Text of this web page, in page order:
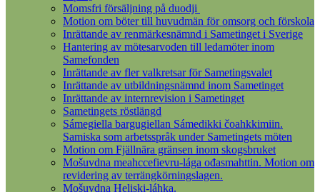
Momsfri försäljning på duodji
Motion om böter till huvudmän för omsorg och förskola
Inrättande av renmärkesnämnd i Sametinget i Sverige
Hantering av mötesarvoden till ledamöter inom
Samefonden
Inrättande av fler valkretsar för Sametingsvalet
Inrättande av utbildningsnämnd inom Sametinget
Inrättande av internrevision i Sametinget
Sametingets röstlängd
Sámegiella bargugiellan Sámedikki čoahkkimiin.
Samiska som arbetsspråk under Sametingets möten
Motion om Fjällnära gränsen inom skogsbruket
Mošuvdna meahccefievru-lága ođasmahttin. Motion om
revidering av terrängkörningslagen.
Mošuvdna Heliski-láhka.